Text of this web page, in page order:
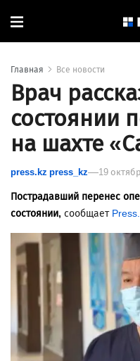
Главная Все новости
Врач
состоянии
на шахте
press.kz press_kz 19
Пострадавший перенес
состоянии, сообщает